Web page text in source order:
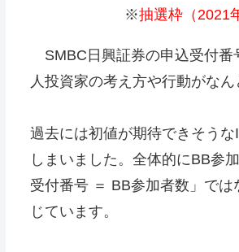
※抽選枠（2021
SMBC日興証券の申込受付番
人投資家の考え方や行動がな
過去には初値が期待できそう
しまいました。全体的にBB参
受付番号 ＝ BB参加者数」で
じています。